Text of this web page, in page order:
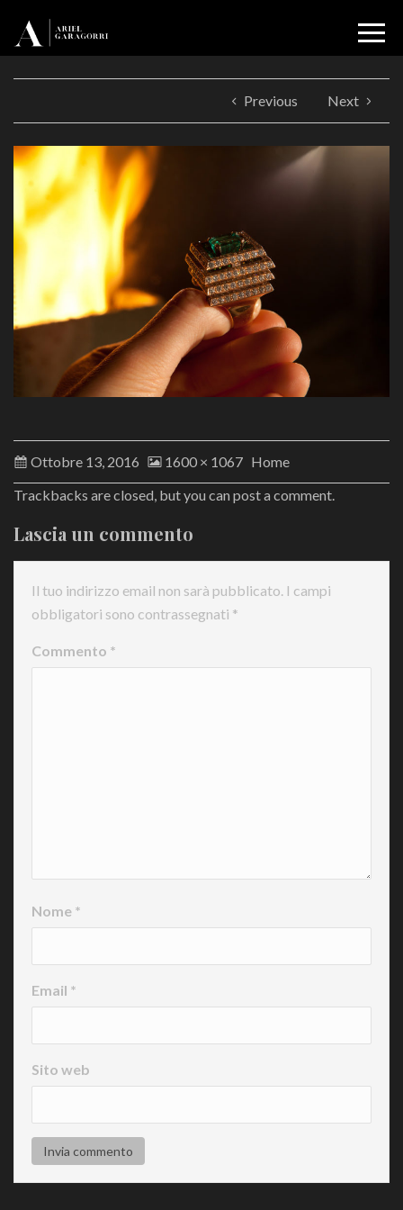
Previous Next
Ottobre 13, 2016 1600 × 1067 Home
Trackbacks are closed, but you can post a comment
Lascia un commento
Il tuo indirizzo email non sarà pubblicato. I campi
obbligatori sono contrassegnati *
Commento *
Nome *
Email *
Sito web